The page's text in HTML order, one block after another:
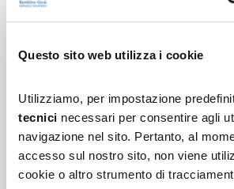
Questo sito web utilizza i cookie
Utilizziamo, per impostazione
tecnici necessari per consentire agli
navigazione nel sito. Pertanto, al
accesso sul nostro sito, non viene
cookie o altro strumento di
I cookie di marketing sono disabilitati
possibile riprodurre il video